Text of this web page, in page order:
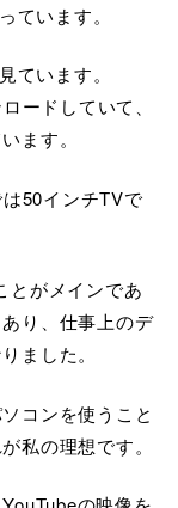
ています。
ています。
ードしていて、
ます。
50インチTVで
とがメインであ
り、仕事上のデ
ました。
コンを使うこと
私の理想です。